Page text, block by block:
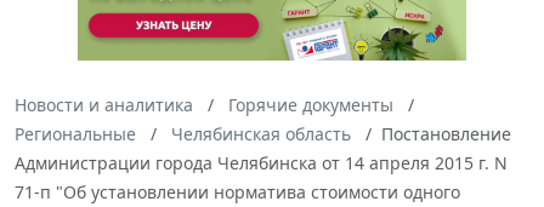
Новости и аналитика
Горячие документы
Региональные
Челябинская область
Постановление
Администрации города Челябинска от 14 апреля 2015 г. N
71-п "Об установлении норматива стоимости одного